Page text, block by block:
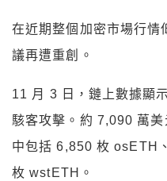
在近期整個加密市場行
議再遭重創。
11 月 3 日，鏈上數據顯
駭客攻擊。約 7,090 萬
中包括 6,850 枚 osETH
枚 wstETH。